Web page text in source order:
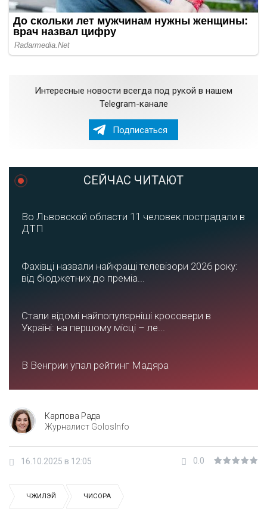
Интересные новости всегда под рукой в нашем
Telegram-канале
Подписаться
СЕЙЧАС ЧИТАЮТ
Во Львовской области 11 человек пострадали в
ДТП
Фахівці назвали найкращі телевізори 2026 року:
від бюджетних до преміа...
Стали відомі найпопулярніші кросовери в
Україні: на першому місці – ле...
В Венгрии упал рейтинг Мадяра
Карпова Рада
Журналист GolosInfo
16.10.2025 в 12:05 0.0
ЧЖИЛЭЙ ЧИСОРА